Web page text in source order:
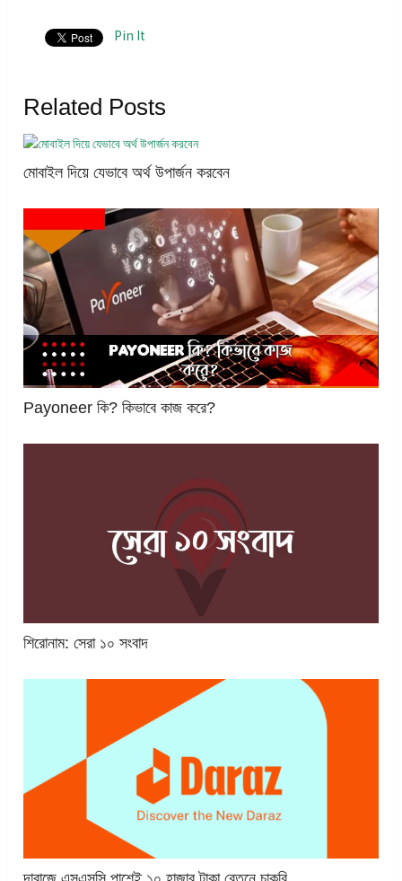
Pin It
Related Posts
মোবাইল দিয়ে যেভাবে অর্থ উপার্জন করবেন
Payoneer কি? কিভাবে কাজ করে?
শিরোনাম: সেরা ১০ সংবাদ